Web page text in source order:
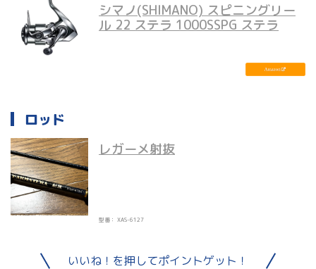
シマノ(SHIMANO) スピニングリー
ル 22 ステラ 1000SSPG ステラ
ロッド
レガーメ射抜
型番： XAS-6127
いいね！を押してポイントゲット！